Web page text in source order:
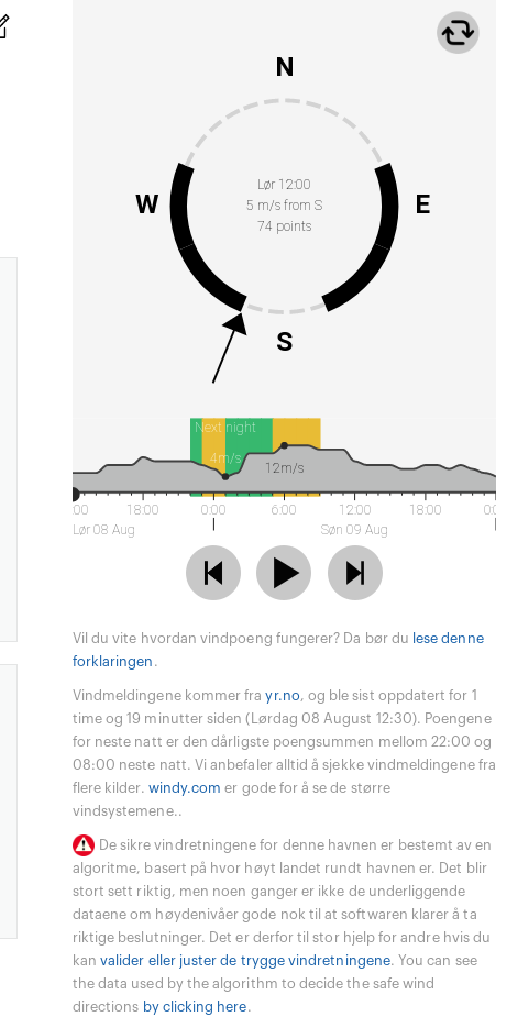
Lør 12:00
5 m/s from S
74 points
N
E
S
W
Next night
12:00
Lør 08 Aug
18:00 0:00 6:00
12:00
Søn 09 Aug
18:00 0:00
12m/s
4m/s
Vil du vite hvordan vindpoeng fungerer? Da bør du lese denne
forklaringen .
Vindmeldingene kommer frayr.no, og ble sist oppdatert for 1
time og 19 minutter siden (Lørdag 08 August 12:30). Poengene
for neste natt er den dårligste poengsummen mellom 22:00 og
08:00 neste natt. Vi anbefaler alltid å sjekke vindmeldingene fra
flere kilder. windy.com er gode for å se de større
vindsystemene..
De sikre vindretningene for denne havnen er bestemt av en
algoritme, basert på hvor høyt landet rundt havnen er. Det blir
stort sett riktig, men noen ganger er ikke de underliggende
dataene om høydenivåer gode nok til at softwaren klarer å ta
riktige beslutninger. Det er derfor til stor hjelp for andre hvis du
kanvalider eller juster de trygge vindretningene. You can see
the data used by the algorithm to decide the safe wind
directions by clicking here.